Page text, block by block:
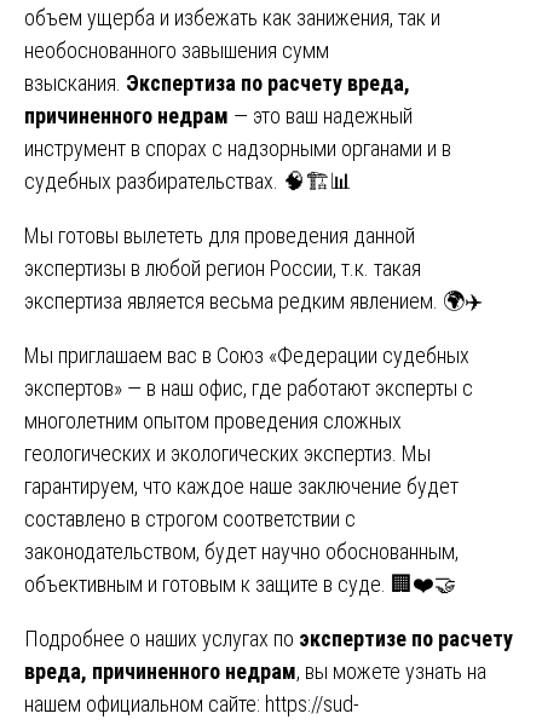
объем ущерба и избежать как занижения, так и
необоснованного завышения сумм
взыскания. Экспертиза по расчету вреда,
причиненного недрам — это ваш надежный
инструмент в спорах с надзорными органами и в
судебных разбирательствах. 🧠🏗️📊
Мы готовы вылететь для проведения данной
экспертизы в любой регион России, т.к. такая
экспертиза является весьма редким явлением. 🌍✈️
Мы приглашаем вас в Союз «Федерации судебных
экспертов» — в наш офис, где работают эксперты с
многолетним опытом проведения сложных
геологических и экологических экспертиз. Мы
гарантируем, что каждое наше заключение будет
составлено в строгом соответствии с
законодательством, будет научно обоснованным,
объективным и готовым к защите в суде. 🏢❤️🤝
Подробнее о наших услугах по экспертизе по расчету
вреда, причиненного недрам, вы можете узнать на
нашем официальном сайте: https://sud-